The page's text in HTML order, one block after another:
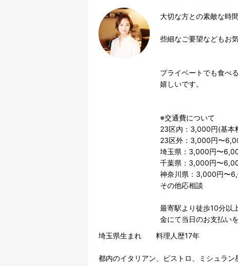
大切な方との素敵な時
些細なご要望などもお
プライベートでも食べ
嬉しいです。
※交通費について
23区内：3,000円(基本
23区外：3,000円〜
埼玉県：3,000円〜
千葉県：3,000円〜
神奈川県：3,000円〜
その他応相談
最寄駅より徒歩10分以
金にて当日のお支払い
埼玉県生まれ　　料理人歴17年
都内のイタリアン、ビストロ、ミシュラ